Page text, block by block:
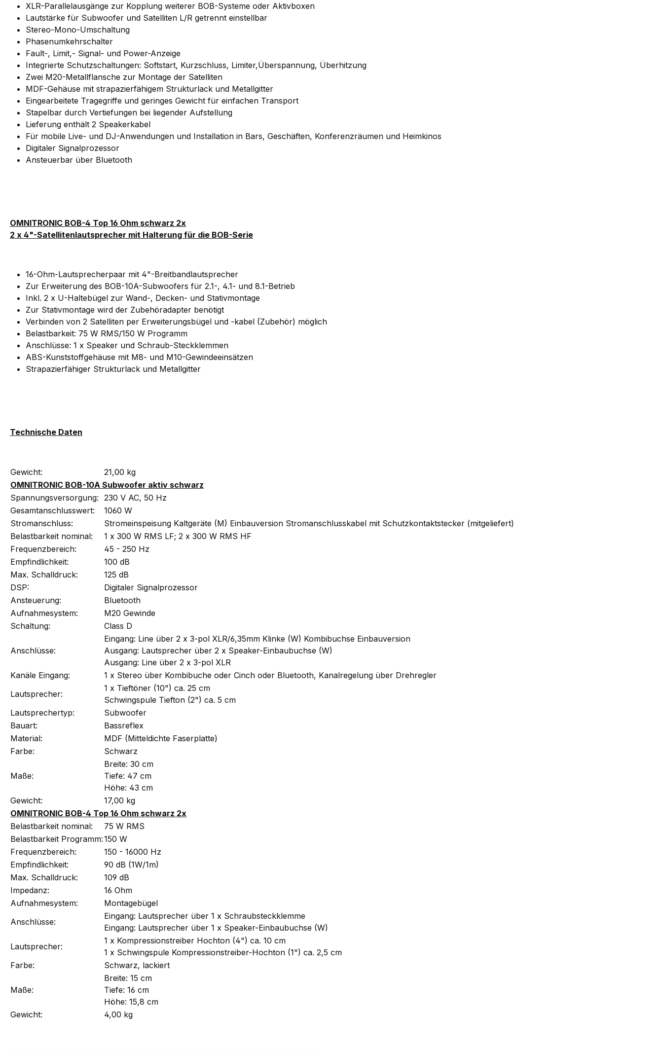
XLR-Parallelausgänge zur Kopplung weiterer BOB-Systeme oder Aktivboxen
Lautstärke für Subwoofer und Satelliten L/R getrennt einstellbar
Stereo-Mono-Umschaltung
Phasenumkehrschalter
Fault-, Limit,- Signal- und Power-Anzeige
Integrierte Schutzschaltungen: Softstart, Kurzschluss, Limiter,Überspannung, Überhitzung
Zwei M20-Metallflansche zur Montage der Satelliten
MDF-Gehäuse mit strapazierfähigem Strukturlack und Metallgitter
Eingearbeitete Tragegriffe und geringes Gewicht für einfachen Transport
Stapelbar durch Vertiefungen bei liegender Aufstellung
Lieferung enthält 2 Speakerkabel
Für mobile Live- und DJ-Anwendungen und Installation in Bars, Geschäften, Konferenzräumen und Heimkinos
Digitaler Signalprozessor
Ansteuerbar über Bluetooth
OMNITRONIC BOB-4 Top 16 Ohm schwarz 2x
2 x 4"-Satellitenlautsprecher mit Halterung für die BOB-Serie
16-Ohm-Lautsprecherpaar mit 4"-Breitbandlautsprecher
Zur Erweiterung des BOB-10A-Subwoofers für 2.1-, 4.1- und 8.1-Betrieb
Inkl. 2 x U-Haltebügel zur Wand-, Decken- und Stativmontage
Zur Stativmontage wird der Zubehöradapter benötigt
Verbinden von 2 Satelliten per Erweiterungsbügel und -kabel (Zubehör) möglich
Belastbarkeit: 75 W RMS/150 W Programm
Anschlüsse: 1 x Speaker und Schraub-Steckklemmen
ABS-Kunststoffgehäuse mit M8- und M10-Gewindeeinsätzen
Strapazierfähiger Strukturlack und Metallgitter
Technische Daten
Gewicht:
21,00 kg
OMNITRONIC BOB-10A Subwoofer aktiv schwarz
Spannungsversorgung: 230 V AC, 50 Hz
Gesamtanschlusswert:
1060 W
Stromanschluss:
Stromeinspeisung Kaltgeräte (M) Einbauversion Stromanschlusskabel mit Schutzkontaktstecker (mitgeliefert)
Belastbarkeit nominal:
1 x 300 W RMS LF; 2 x 300 W RMS HF
Frequenzbereich:
45 - 250 Hz
Empfindlichkeit:
100 dB
Max. Schalldruck:
125 dB
DSP:
Digitaler Signalprozessor
Ansteuerung:
Bluetooth
Aufnahmesystem:
M20 Gewinde
Schaltung:
Class D
Anschlüsse:
Eingang: Line über 2 x 3-pol XLR/6,35mm Klinke (W) Kombibuchse Einbauversion
Ausgang: Lautsprecher über 2 x Speaker-Einbaubuchse (W)
Ausgang: Line über 2 x 3-pol XLR
Kanäle Eingang:
1 x Stereo über Kombibuche oder Cinch oder Bluetooth, Kanalregelung über Drehregler
Lautsprecher:
1 x Tieftöner (10") ca. 25 cm
Schwingspule Tiefton (2") ca. 5 cm
Lautsprechertyp:
Subwoofer
Bauart:
Bassreflex
Material:
MDF (Mitteldichte Faserplatte)
Farbe:
Schwarz
Maße:
Breite: 30 cm
Tiefe: 47 cm
Höhe: 43 cm
Gewicht:
17,00 kg
OMNITRONIC BOB-4 Top 16 Ohm schwarz 2x
Belastbarkeit nominal:
75 W RMS
Belastbarkeit Programm:150 W
Frequenzbereich:
150 - 16000 Hz
Empfindlichkeit:
90 dB (1W/1m)
Max. Schalldruck:
109 dB
Impedanz:
16 Ohm
Aufnahmesystem:
Montagebügel
Anschlüsse:
Eingang: Lautsprecher über 1 x Schraubsteckklemme
Eingang: Lautsprecher über 1 x Speaker-Einbaubuchse (W)
Lautsprecher:
1 x Kompressionstreiber Hochton (4") ca. 10 cm
1 x Schwingspule Kompressionstreiber-Hochton (1") ca. 2,5 cm
Farbe:
Schwarz, lackiert
Maße:
Breite: 15 cm
Tiefe: 16 cm
Höhe: 15,8 cm
Gewicht:
4,00 kg